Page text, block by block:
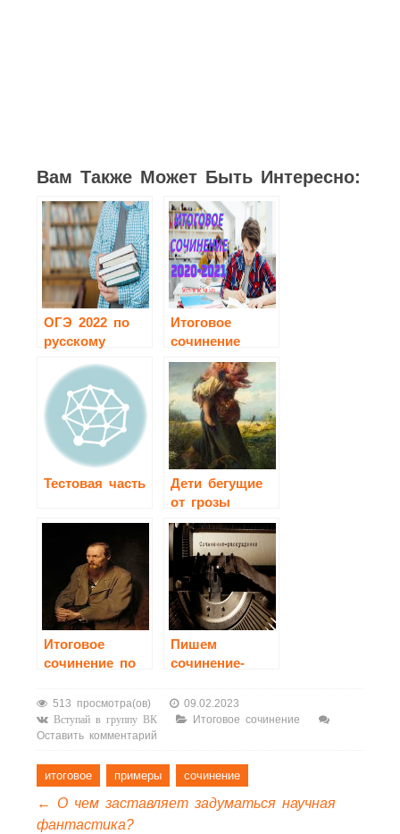
Вам Также Может Быть Интересно:
ОГЭ 2022 по
русскому
Итоговое
сочинение
2020-2021
Тестовая часть
Дети бегущие
от грозы
сочинение 3
класс
Итоговое
сочинение по
«Добро и зло»:
«Может ли зло
помочь
понять себя?»
Пишем
сочинение-
513 просмотра(ов) 09.02.2023
Вступай в группу ВК
Итоговое сочинение
Оставить комментарий
итоговое примеры сочинение
←
О чем заставляет задуматься научная
фантастика?